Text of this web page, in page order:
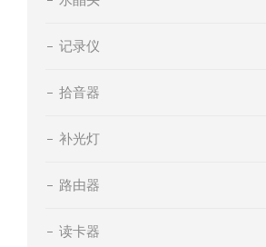
记录仪
拾音器
补光灯
路由器
读卡器